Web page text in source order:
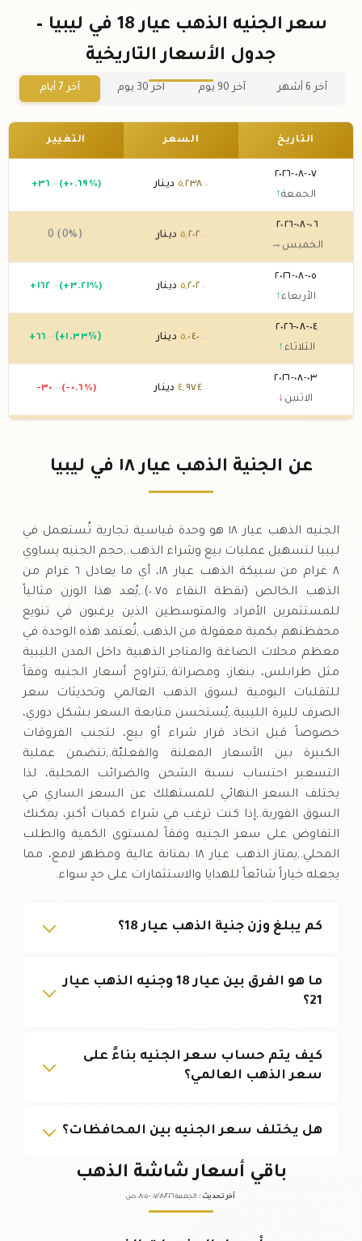
سعر الجنيه الذهب عيار 18 في ليبيا –
جدول الأسعار التاريخية
آخر 6 أشهر آخر 90 يوم آخر 30 يوم آخر 7 أيام
التاريخ السعر التغيير
٠٧-٠٨-٢٠٢٦
الجمعة↑
٥,٢٣٨.٠٠ دينار +٣٦ .٠٠ (+٠.٦٩%)
٠٦-٠٨-٢٠٢٦
الخميس →
٥,٢٠٢ دينار 0 (0%)
٠٥-٠٨-٢٠٢٦
الأربعاء↑
٥,٢٠٢.٠٠ دينار + ١٦٢ .٠٠ (+٣.٢١%)
٠٤-٠٨-٢٠٢٦
الثلاثاء ↑
٥,٠٤٠ .٠٠ دينار +٦٦ .٠٠ (+١.٣٣%)
٠٣-٠٨-٢٠٢٦
الاثنين ↓
٤,٩٧٤.٠٠ دينار -٣٠ .٠٠ (-٠.٦%)
٥,٠٠٤.٠٠ دينار
عن الجنية الذهب عيار ١٨ في ليبيا
الجنيه الذهب عيار ١٨ هو وحدة قياسية تجارية تُستعمل في
ليبيا لتسهيل عمليات بيع وشراء الذهب.,حجم الجنيه يساوي
٨ غرام من سبيكة الذهب عيار ١٨، أي ما يعادل ٦ غرام من
الذهب الخالص (نقطة النقاء ٠.٧٥).,يُعد هذا الوزن مثالياً
للمستثمرين الأفراد والمتوسطين الذين يرغبون في تنويع
محفظتهم بكمية معقولة من الذهب.,تُعتمد هذه الوحدة في
معظم محلات الصاغة والمتاجر الذهبية داخل المدن الليبية
مثل طرابلس، بنغاز، ومصراتة.,تتراوح أسعار الجنيه وفقاً
للتقلبات اليومية لسوق الذهب العالمي وتحديثات سعر
الصرف لليرة الليبية.,يُستحسن متابعة السعر بشكل دوري،
خصوصاً قبل اتخاذ قرار شراء أو بيع، لتجنب الفروقات
الكبيرة بين الأسعار المعلنة والفعليّة.,تتضمن عملية
التسعير احتساب نسبة الشحن والضرائب المحلية، لذا
يختلف السعر النهائي للمستهلك عن السعر الساري في
السوق الفورية.,إذا كنت ترغب في شراء كميات أكبر، يمكنك
التفاوض على سعر الجنيه وفقاً لمستوى الكمية والطلب
المحلي.,يمتاز الذهب عيار ١٨ بمتانة عالية ومظهر لامع، مما
يجعله خياراً شائعاً للهدايا والاستثمارات على حدٍ سواء.
كم يبلغ وزن جنية الذهب عيار 18؟
ما هو الفرق بين عيار 18 وجنيه الذهب عيار
21؟
كيف يتم حساب سعر الجنيه بناءً على
سعر الذهب العالمي؟
هل يختلف سعر الجنيه بين المحافظات؟
باقي أسعار شاشة الذهب
آخر تحديث : الجمعة ٠٧ /٠٨/٢٠٢٦ - ٠٨:٠٥ ص